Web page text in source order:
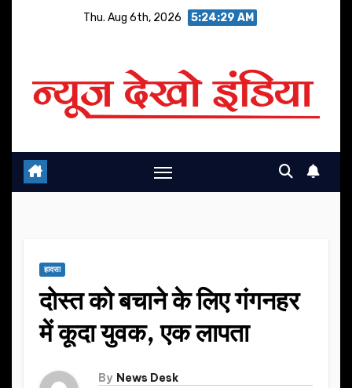
Thu. Aug 6th, 2026 5:24:30 AM
हादसा
दोस्त को बचाने के लिए गंगनहर
में कूदा युवक, एक लापता
By News Desk